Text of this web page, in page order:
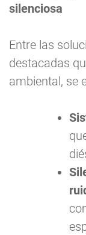
silenciosa
Entre las
destacadas
ambiental, se